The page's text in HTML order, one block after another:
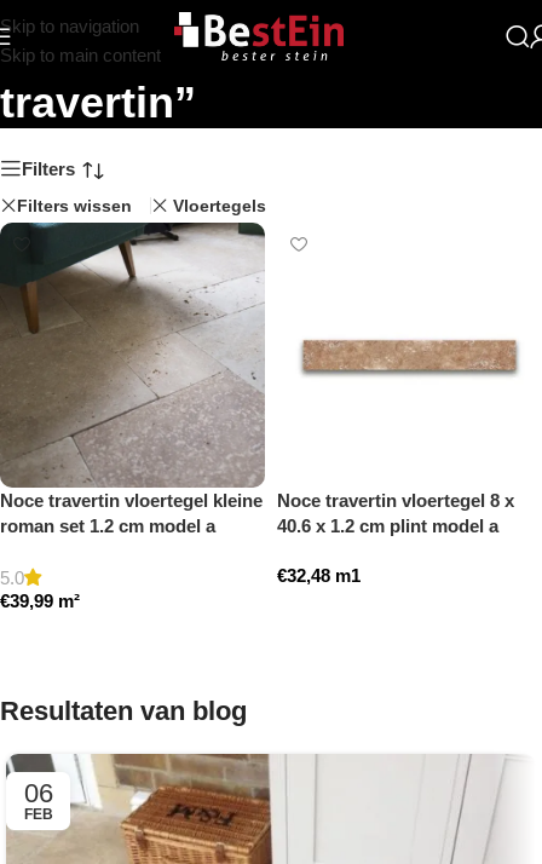
Skip to navigation
Skip to main content
Zoekresultaten: “Noce
travertin”
Filters
Filters wissen Vloertegels
Noce travertin vloertegel kleine
roman set 1.2 cm model a
5.0
€39,99 m²
Noce travertin vloertegel 8 x
40.6 x 1.2 cm plint model a
€32,48 m1
Resultaten van blog
06
FEB